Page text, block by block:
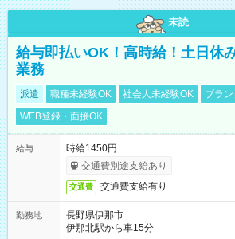
未読
給与即払いOK！高時給！土日休
業務
派遣 職種未経験OK 社会人未経験OK
ブラ
WEB登録・面接OK
給与
時給1450円
交通費別途支給あり
交通費 交通費支給有り
勤務地
長野県伊那市
伊那北駅から車15分